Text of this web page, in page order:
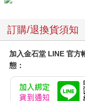
訂購/退換貨須知
加入金石堂 LINE 官方
態：